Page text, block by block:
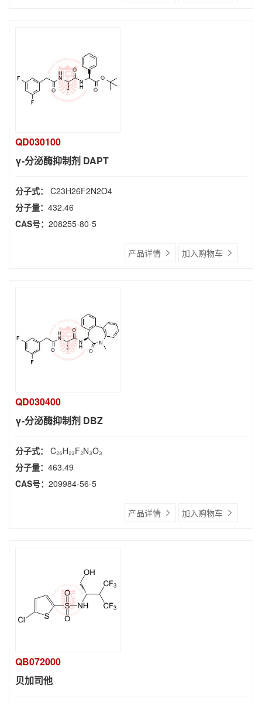
QD030100
γ-分泌酶抑制剂 DAPT
分子式： C23H26F2N2O4
分子量： 432.46
CAS号： 208255-80-5
产品详情 加入购物车
QD030400
γ-分泌酶抑制剂 DBZ
分子式： C₂₆H₂₃F₂N₃O₃
分子量： 463.49
CAS号： 209984-56-5
产品详情 加入购物车
QB072000
贝加司他